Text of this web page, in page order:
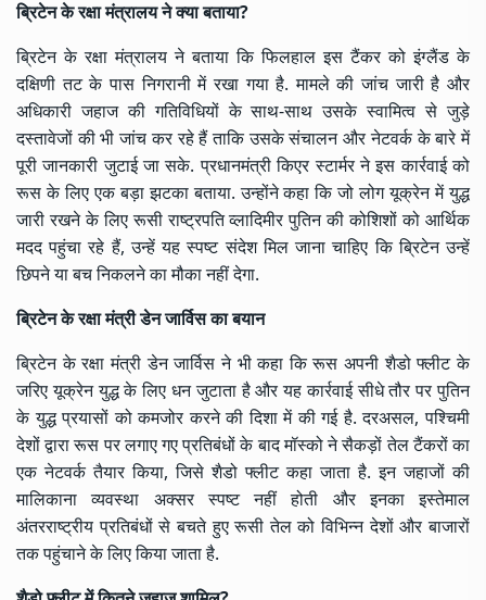
ब्रिटेन के रक्षा मंत्रालय ने क्या बताया?
ब्रिटेन के रक्षा मंत्रालय ने बताया कि फिलहाल इस टैंकर को इंग्लैंड के
दक्षिणी तट के पास निगरानी में रखा गया है. मामले की जांच जारी है और
अधिकारी जहाज की गतिविधियों के साथ-साथ उसके स्वामित्व से जुड़े
दस्तावेजों की भी जांच कर रहे हैं ताकि उसके संचालन और नेटवर्क के बारे में
पूरी जानकारी जुटाई जा सके. प्रधानमंत्री किएर स्टार्मर ने इस कार्रवाई को
रूस के लिए एक बड़ा झटका बताया. उन्होंने कहा कि जो लोग यूक्रेन में युद्ध
जारी रखने के लिए रूसी राष्ट्रपतिव्लादिमीर पुतिनकी कोशिशों को आर्थिक
मदद पहुंचा रहे हैं, उन्हें यह स्पष्ट संदेश मिल जाना चाहिए कि ब्रिटेन उन्हें
छिपने या बच निकलने का मौका नहीं देगा.
ब्रिटेन के रक्षा मंत्री डेन जार्विस का बयान
ब्रिटेन के रक्षा मंत्री डेन जार्विस ने भी कहा कि रूस अपनी शैडो फ्लीट के
जरिए यूक्रेन युद्ध के लिए धन जुटाता है और यह कार्रवाई सीधे तौर पर पुतिन
के युद्ध प्रयासों को कमजोर करने की दिशा में की गई है. दरअसल, पश्चिमी
देशों द्वारा रूस पर लगाए गए प्रतिबंधों के बाद मॉस्को ने सैकड़ों तेल टैंकरों का
एक नेटवर्क तैयार किया, जिसे शैडो फ्लीट कहा जाता है. इन जहाजों की
मालिकाना व्यवस्था अक्सर स्पष्ट नहीं होती और इनका इस्तेमाल
अंतरराष्ट्रीय प्रतिबंधों से बचते हुए रूसी तेल को विभिन्न देशों और बाजारों
तक पहुंचाने के लिए किया जाता है.